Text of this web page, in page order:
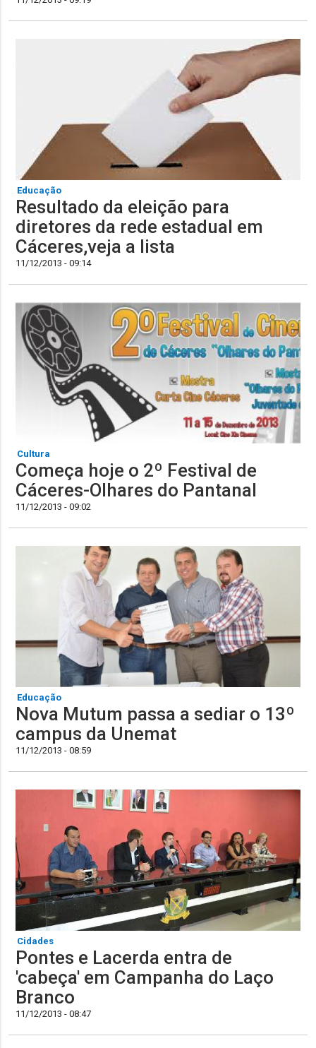
Educação
Resultado da eleição para
diretores da rede estadual em
Cáceres,veja a lista
11/12/2013 - 09:14
Cultura
Começa hoje o 2º Festival de
Cáceres-Olhares do Pantanal
11/12/2013 - 09:02
Educação
Nova Mutum passa a sediar o 13º
campus da Unemat
11/12/2013 - 08:59
Cidades
Pontes e Lacerda entra de
'cabeça' em Campanha do Laço
11/12/2013 - 08:47